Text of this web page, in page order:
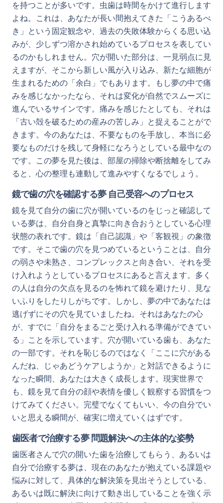
を持つことが多いです。虫歯は時間をかけて進行します
よね。これは、あなたが長い間抱えてきた「こうあるべ
き」という固定観念や、過去の失敗体験からくる思い込
みが、少しずつ溶かされ始めているプロセスを表してい
るのかもしれません。穴が開いた部分は、一見弱点に見
えますが、そこから新しい風が入り込み、新たな細胞が
生まれるための「余白」でもあります。もし夢の中で痛
みを感じなかったなら、それは変化が自然でスムーズに
進んでいるサインです。痛みを感じたとしても、それは
「古い殻を破るための産みの苦しみ」と捉えることがで
きます。今のあなたは、不要なものを手放し、本当に必
要なものだけを残して身軽になろうとしている最中なの
です。この夢を見た後は、部屋の掃除や断捨離をしてみ
ると、心の整理も連動して進みやすくなるでしょう。
鏡で歯の穴を確認する夢 自己受容へのプロセス
鏡を見て自分の歯に穴が開いているのをじっと確認して
いる夢は、自分自身と真摯に向き合おうとしている心理
状態の表れです。鏡は「自己認識」や「客観視」の象徴
です。そこで歯の穴を見つめているということは、自分
の弱さや未熟さ、コンプレックスと向き合い、それを受
け入れようとしているプロセスにあると言えます。多く
の人は自分の欠点を見るのを怖れて鏡を避けたり、見な
いふりをしたりしがちです。しかし、夢の中であなたは
逃げずにその穴を見ていましたね。それはあなたの心
が、すでに「自分をまるごと受け入れる準備ができてい
る」ことを示しています。穴が開いている歯も、あなた
の一部です。それを恥じるのではなく「ここに穴がある
んだね、じゃあどうケアしようか」と対話できるように
なった瞬間、あなたは大きく成長します。現実世界で
も、鏡を見て自分の顔や表情を優しく観察する習慣をつ
けてみてください。完璧でなくてもいい、今の自分でい
いと思える瞬間が、確実に増えていくはずです。
歯医者で治療する夢 問題解決への主体的な姿勢
歯医者さんで穴の開いた歯を治療してもらう、あるいは
自分で治療する夢は、現在のあなたが抱えている課題や
悩みに対して、具体的な解決策を見出そうとしている、
あるいは既に解決に向けて動き出していることを強く示